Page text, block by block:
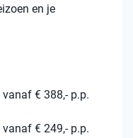
en je
€ 388,- p.p.
€ 249,- p.p.